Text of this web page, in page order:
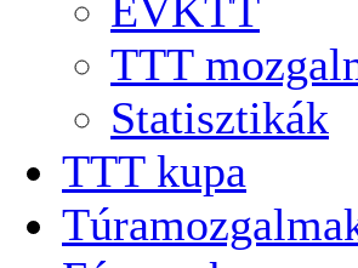
ÉVKTT
TTT
Statisztikák
TTT kupa